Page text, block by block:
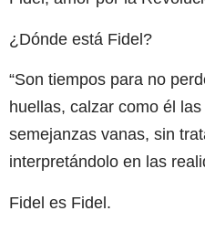
¿Dónde está Fidel?
“Son tiempos para no
huellas, calzar como él
semejanzas vanas, sin
interpretándolo en las
Fidel es Fidel.